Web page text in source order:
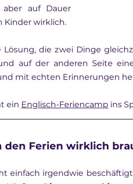
auf Dauer
Kinder wirklich.
Lösung, die zwei Dinge
auf der anderen Seite
mit echten Erinnerungen
ein Englisch-Feriencamp ins
den Ferien wirklich
einfach irgendwie